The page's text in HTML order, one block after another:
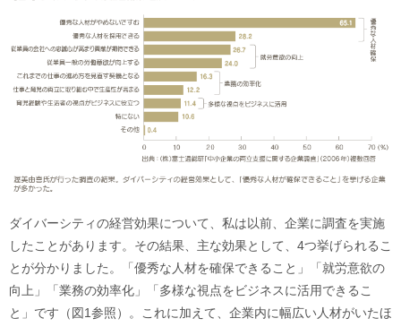
ダイバーシティの経営効果について、私は以前、企業に調査を実施
したことがあります。その結果、主な効果として、4つ挙げられるこ
とが分かりました。「優秀な人材を確保できること」「就労意欲の
向上」「業務の効率化」「多様な視点をビジネスに活用できるこ
と」です（図1参照）。これに加えて、企業内に幅広い人材がいたほ